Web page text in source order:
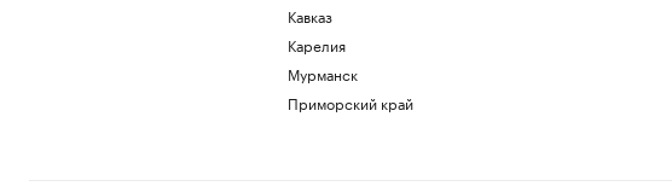
Кавказ
Карелия
Мурманск
Приморский край